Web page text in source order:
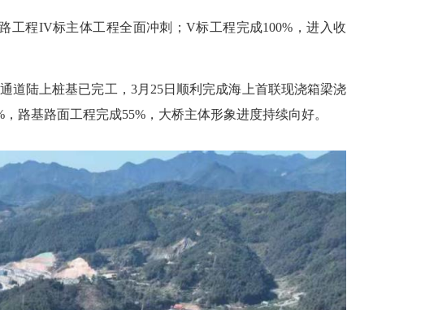
程IV标主体工程全面冲刺；V标工程完成100%，进入收
陆上桩基已完工，3月25日顺利完成海上首联现浇箱梁浇
路基路面工程完成55%，大桥主体形象进度持续向好。